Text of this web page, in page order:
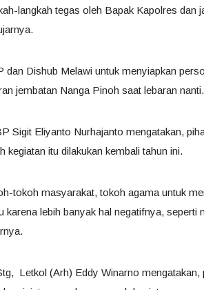
langkah tegas oleh Bapak Kapolres dan
dan Dishub Melawi untuk menyiapkan
jembatan Nanga Pinoh saat lebaran nanti.
Sigit Eliyanto Nurhajanto mengatakan,
kegiatan itu dilakukan kembali tahun ini.
tokoh masyarakat, tokoh agama untuk
karena lebih banyak hal negatifnya, seperti
Letkol (Arh) Eddy Winarno mengatakan,